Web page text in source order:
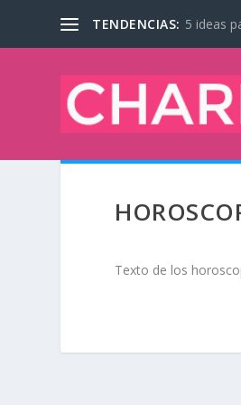
TENDENCIAS: 5 ideas
Texto de los